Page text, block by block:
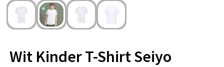
Wit Kinder T-Shirt Seiyo